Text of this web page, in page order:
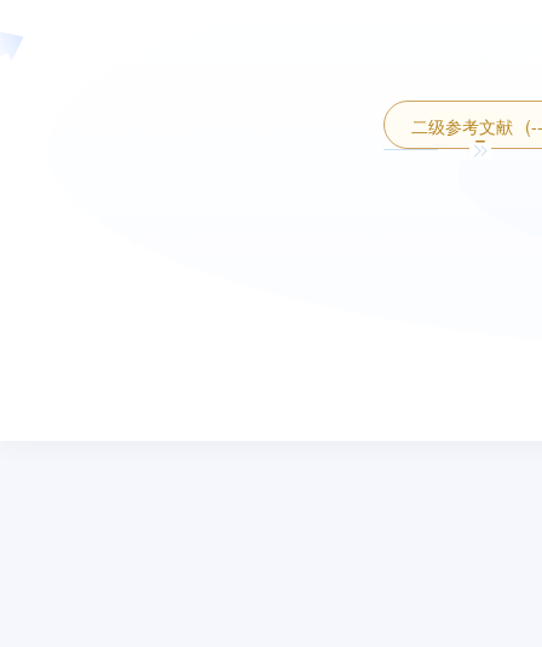
二级参考文献